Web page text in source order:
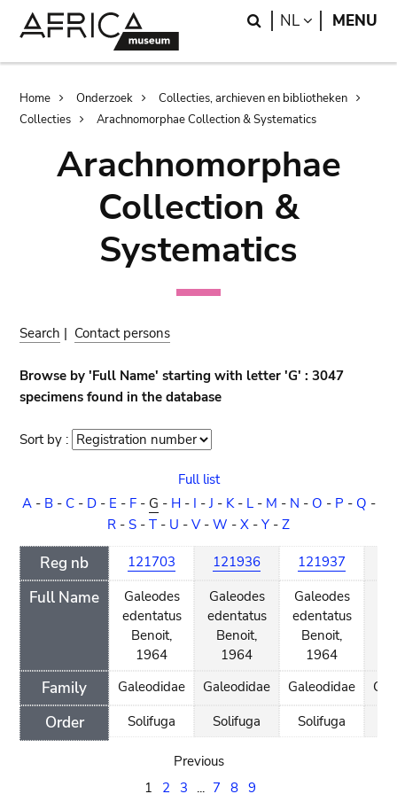
Search
NL LANGUAGE
MENU
Breadcrumb
Home Onderzoek
Collecties, archieven en bibliotheken
Collecties
Arachnomorphae Collection & Systematics
Arachnomorphae
Collection &
Systematics
Search | Contact persons
Browse by 'Full Name' starting with letter 'G' : 3047
specimens found in the database
Sort by : Sort
Full list
A- B- C- D- E - F- G - H- I -J - K- L- M - N - O - P - Q -
R - S - T - U - V- W - X - Y - Z
Reg nb
Full Name
Family
Order
121703
Galeodes
edentatus
Benoit,
1964
Galeodidae
Solifuga
121936
Galeodes
edentatus
Benoit,
1964
Galeodidae
Solifuga
121937
Galeodes
edentatus
Benoit,
1964
Galeodidae
Solifuga
Previous
1
2 3 ... 7 8 9